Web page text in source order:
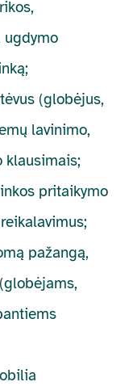
ugdymo
(globėjus,
lavinimo,
klausimais;
pritaikymo
pažangą,